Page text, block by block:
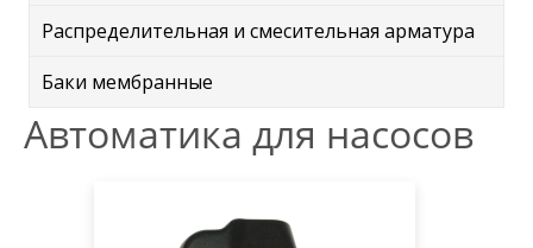
Распределительная и смесительная арматура
Баки мембранные
Автоматика для насосов